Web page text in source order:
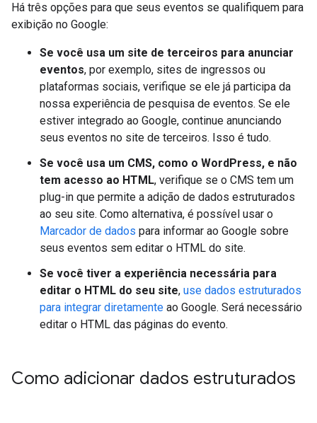
Há três opções para que seus eventos se qualifiquem para
exibição no Google:
Se você usa um site de terceiros para anunciar
eventos, por exemplo, sites de ingressos ou
plataformas sociais, verifique se ele já participa da
nossa experiência de pesquisa de eventos. Se ele
estiver integrado ao Google, continue anunciando
seus eventos no site de terceiros. Isso é tudo.
Se você usa um CMS, como o WordPress, e não
tem acesso ao HTML, verifique se o CMS tem um
plug-in que permite a adição de dados estruturados
ao seu site. Como alternativa, é possível usar o
Marcador de dados para informar ao Google sobre
seus eventos sem editar o HTML do site.
Se você tiver a experiência necessária para
editar o HTML do seu site, use dados estruturados
para integrar diretamente ao Google. Será necessário
editar o HTML das páginas do evento.
Como adicionar dados estruturados